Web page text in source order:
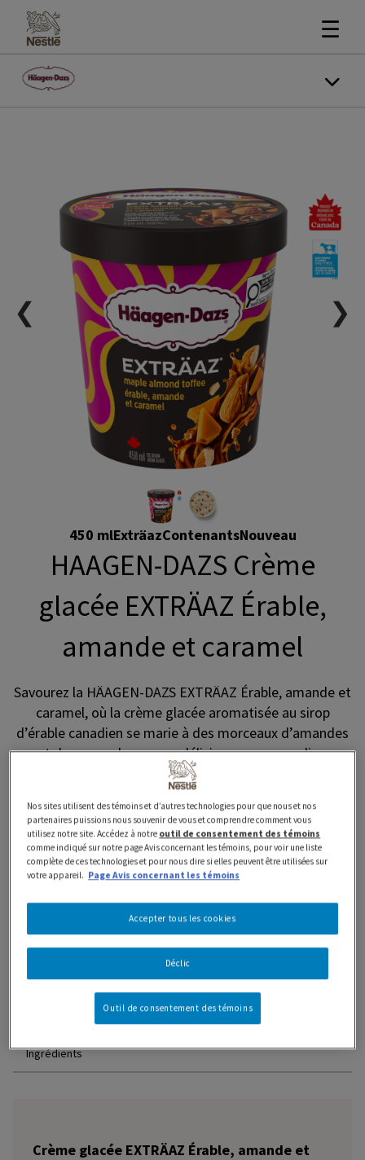
☰
❮ ❯
450 mlExträazContenantsNouveau
HAAGEN-DAZS Crème
glacée EXTRÄAZ Érable,
amande et caramel
Savourez la HÄAGEN-DAZS EXTRÄAZ Érable, amande et
caramel, où la crème glacée aromatisée au sirop
d’érable canadien se marie à des morceaux d’amandes
et de caramel pour une délicieuse gourmandise.
Préparée au Canada avec des produits laitiers
canadiens, sans colorants ni arômes artificiels. C’est
l’Extäzs!
Où acheter
Caractéristiques et avantages
Information nutritionnelle
Ingrédients
Crème glacée EXTRÄAZ Érable, amande et
Nos sites utilisent des témoins et d’autres technologies pour que nous et nos
partenaires puissions nous souvenir de vous et comprendre comment vous
utilisez notre site. Accédez à notre outil de consentement des témoins
comme indiqué sur notre page Avis concernant les témoins, pour voir une liste
complète de ces technologies et pour nous dire si elles peuvent être utilisées sur
votre appareil. Page Avis concernant les témoins
Déclic
Accepter tous les cookies
Outil de consentement des témoins